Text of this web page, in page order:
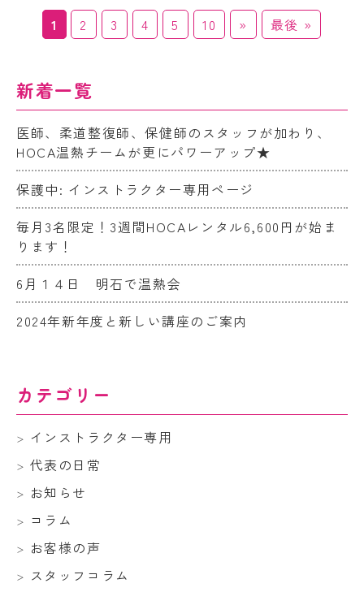
1 2 3 4 5 10 » 最後 »
新着一覧
医師、柔道整復師、保健師のスタッフが加わり、
HOCA温熱チームが更にパワーアップ★
保護中: インストラクター専用ページ
毎月3名限定！3週間HOCAレンタル6,600円が始ま
ります！
6月１４日 明石で温熱会
2024年新年度と新しい講座のご案内
カテゴリー
インストラクター専用
代表の日常
お知らせ
コラム
お客様の声
スタッフコラム